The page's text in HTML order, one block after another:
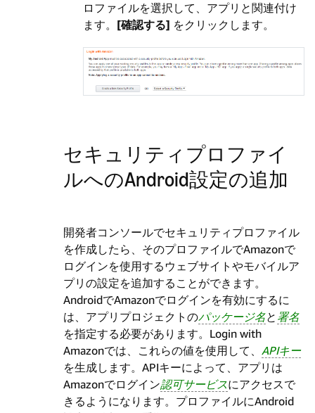
ロファイルを選択して、アプリと関連付け
ます。 [確認する] をクリックします。
セキュリティプロファイ
ルへのAndroid設定の追加
開発者コンソールでセキュリティプロファイル
を作成したら、そのプロファイルでAmazonで
ログインを使用するウェブサイトやモバイルア
プリの設定を追加することができます。
AndroidでAmazonでログインを有効にするに
は、アプリプロジェクトのパッケージ名と 署名
を指定する必要があります。Login with
Amazonでは、これらの値を使用して、 APIキー
を生成します。APIキーによって、アプリは
Amazonでログイン認可サービスにアクセスで
きるようになります。プロファイルにAndroid